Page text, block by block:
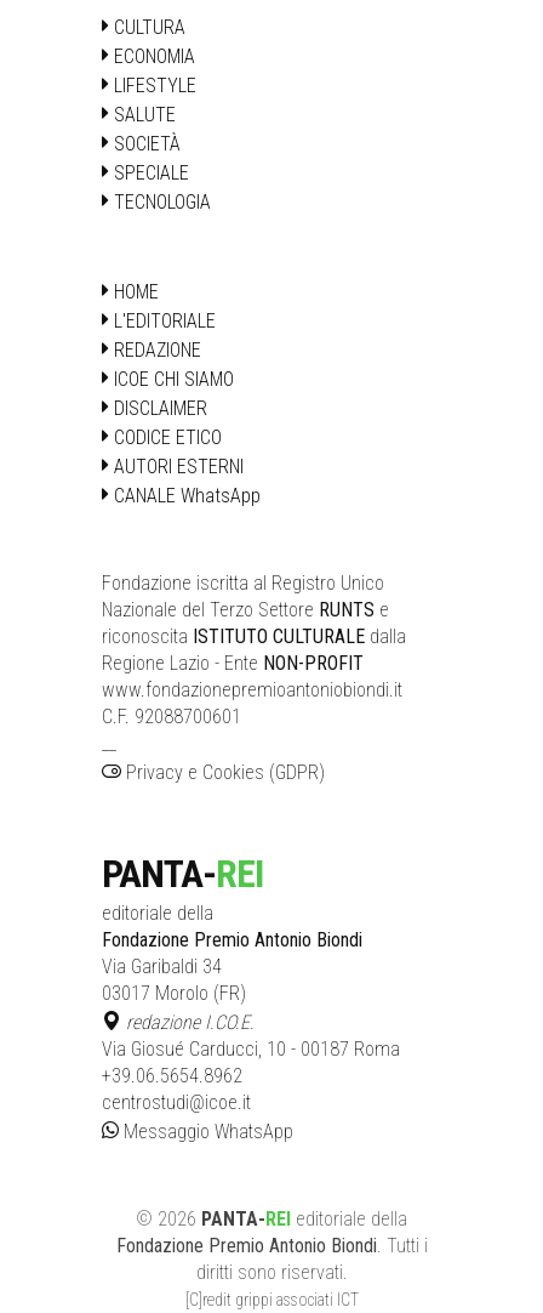
CULTURA
ECONOMIA
LIFESTYLE
SALUTE
SOCIETÀ
SPECIALE
TECNOLOGIA
HOME
L'EDITORIALE
REDAZIONE
ICOE CHI SIAMO
DISCLAIMER
CODICE ETICO
AUTORI ESTERNI
CANALE WhatsApp
Fondazione iscritta al Registro Unico
Nazionale del Terzo Settore RUNTS e
riconoscita ISTITUTO CULTURALE dalla
Regione Lazio - Ente NON-PROFIT
www.fondazionepremioantoniobiondi.it
C.F. 92088700601
Privacy e Cookies (GDPR)
PANTA-REI
editoriale della
Fondazione Premio Antonio Biondi
Via Garibaldi 34
03017 Morolo (FR)
redazione I.CO.E.
Via Giosué Carducci, 10 - 00187 Roma
+39.06.5654.8962
centrostudi@icoe.it
Messaggio WhatsApp
© 2026 PANTA-REI editoriale della
Fondazione Premio Antonio Biondi . Tutti i
diritti sono riservati.
[C]redit grippi associati ICT